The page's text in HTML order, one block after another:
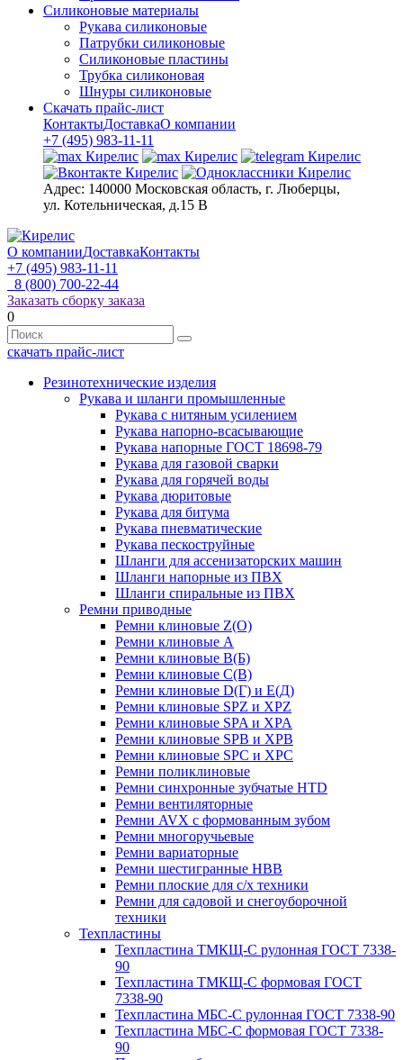
Силиконовые материалы
Рукава силиконовые
Патрубки силиконовые
Силиконовые пластины
Трубка силиконовая
Шнуры силиконовые
Скачать прайс-лист
КонтактыДоставкаО компании
+7 (495) 983-11-11
Адрес: 140000 Московская область, г. Люберцы,
ул. Котельническая, д.15 В
О компанииДоставкаКонтакты
+7 (495) 983-11-11
8 (800) 700-22-44
Заказать сборку заказа
0
скачать прайс-лист
Резинотехнические изделия
Рукава и шланги промышленные
Рукава с нитяным усилением
Рукава напорно-всасывающие
Рукава напорные ГОСТ 18698-79
Рукава для газовой сварки
Рукава для горячей воды
Рукава дюритовые
Рукава для битума
Рукава пневматические
Рукава пескоструйные
Шланги для ассенизаторских машин
Шланги напорные из ПВХ
Шланги спиральные из ПВХ
Ремни приводные
Ремни клиновые Z(О)
Ремни клиновые А
Ремни клиновые В(Б)
Ремни клиновые С(В)
Ремни клиновые D(Г) и Е(Д)
Ремни клиновые SPZ и XPZ
Ремни клиновые SPA и XPA
Ремни клиновые SPB и XPB
Ремни клиновые SPC и XPC
Ремни поликлиновые
Ремни синхронные зубчатые HTD
Ремни вентиляторные
Ремни AVX с формованным зубом
Ремни многоручьевые
Ремни вариаторные
Ремни шестигранные HBB
Ремни плоские для с/х техники
Ремни для садовой и снегоуборочной
техники
Техпластины
Техпластина ТМКЩ-С рулонная ГОСТ 7338-
90
Техпластина ТМКЩ-С формовая ГОСТ
7338-90
Техпластина МБС-С рулонная ГОСТ 7338-90
Техпластина МБС-С формовая ГОСТ 7338-
90